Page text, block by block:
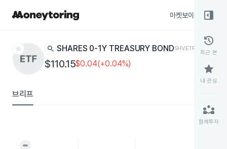
마켓보이스
star search ISHARES 0-1Y TREASURY BONDSHVETF
$110.15$0.04(+0.04%)
브리프
right_panel_open
history
최근 본
star
내 관심
partner_exchange
함께투자